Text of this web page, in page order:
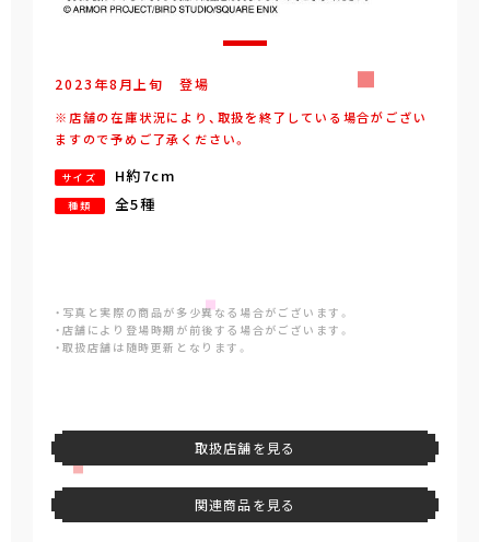
2023年8 月 上旬 登場
※店舗の在庫状況により、取扱を終了している場合がござい
ますので予めご了承ください。
サイズ H約7cm
種類 全5種
・写真と実際の商品が多少異なる場合がございます。
・店舗により登場時期が前後する場合がございます。
・取扱店舗は随時更新となります。
取扱店舗を見る
関連商品を見る